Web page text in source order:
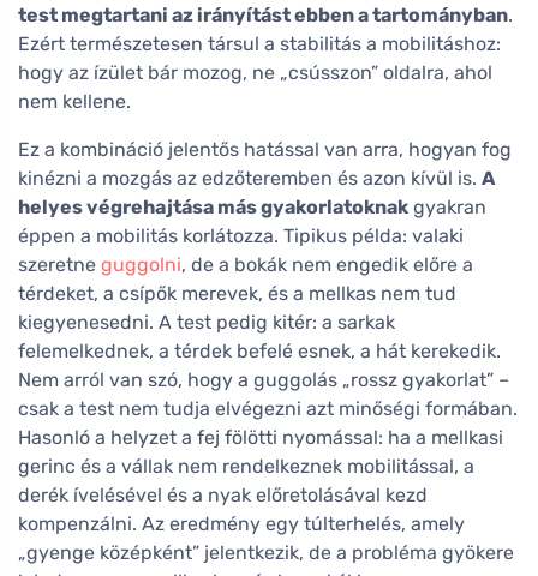
test megtartani az irányítást ebben a tartományban.
Ezért természetesen társul a stabilitás a mobilitáshoz:
hogy az ízület bár mozog, ne „csússzon” oldalra, ahol
nem kellene.
Ez a kombináció jelentős hatással van arra, hogyan fog
kinézni a mozgás az edzőteremben és azon kívül is. A
helyes végrehajtása más gyakorlatoknak gyakran
éppen a mobilitás korlátozza. Tipikus példa: valaki
szeretne guggolni, de a bokák nem engedik előre a
térdeket, a csípők merevek, és a mellkas nem tud
kiegyenesedni. A test pedig kitér: a sarkak
felemelkednek, a térdek befelé esnek, a hát kerekedik.
Nem arról van szó, hogy a guggolás „rossz gyakorlat” –
csak a test nem tudja elvégezni azt minőségi formában.
Hasonló a helyzet a fej fölötti nyomással: ha a mellkasi
gerinc és a vállak nem rendelkeznek mobilitással, a
derék ívelésével és a nyak előretolásával kezd
kompenzálni. Az eredmény egy túlterhelés, amely
„gyenge középként” jelentkezik, de a probléma gyökere